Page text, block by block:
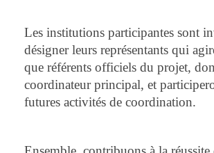
Les institutions participantes sont
désigner leurs représentants qui
que référents officiels du projet,
coordinateur principal, et
futures activités de coordination.